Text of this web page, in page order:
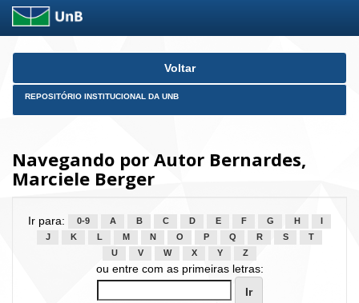
Skip
Voltar
REPOSITÓRIO INSTITUCIONAL DA UNB
Navegando por Autor Bernardes,
Marciele Berger
Ir para: 0-9 A B C D E F G H
J
K L M N O P Q R S
T
U
V W X Y Z
ou entre com as primeiras letras: